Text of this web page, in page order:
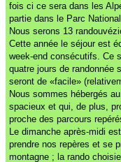
fois ci ce sera dans les
partie dans le Parc
Nous serons 13
Cette année le séjour est
week-end consécutifs. Ce
quatre jours de randonnée
seront de «facile»
Nous sommes hébergés
spacieux et qui, de plus,
proche des parcours
Le dimanche après-midi
prendre nos repères et se
montagne ; la rando